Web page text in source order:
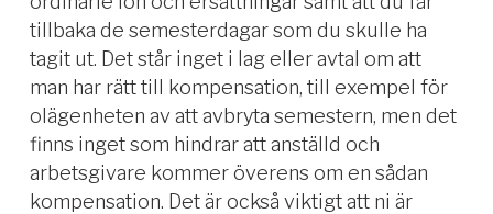
tillbaka de semesterdagar som du skulle ha
tagit ut. Det står inget i lag eller avtal om att
man har rätt till kompensation, till exempel för
olägenheten av att avbryta semestern, men det
finns inget som hindrar att anställd och
arbetsgivare kommer överens om en sådan
kompensation. Det är också viktigt att ni är